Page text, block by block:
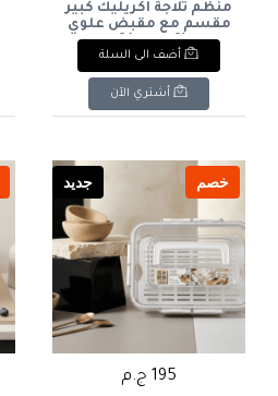
منظم ثلاجة أكريليك كبير
مقسم مع مقبض علوي
(8 خانات)8-
Compartment Large
Acrylic Fridge & Snack
Organizer with Top
Handl
أضف الى السلة
أشتري الآن
خصم جديد
195 ج.م